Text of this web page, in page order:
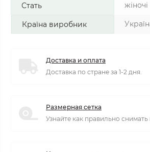
Стать жіночі
Країна виробник
Доставка и оплата
Доставка по стране за 1-2 дня.
Размерная сетка
Узнайте как правильно снимать